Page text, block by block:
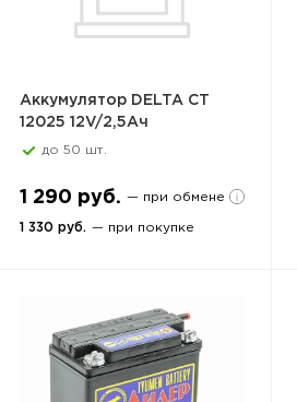
Аккумулятор DELTA CT
12025 12V/2,5Ач
до 50 шт.
1 290 руб. — при обмене
1 330 руб. — при покупке